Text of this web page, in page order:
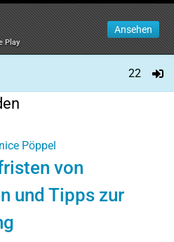
Play
Ansehen
22
Pöppel
von
und Tipps zur